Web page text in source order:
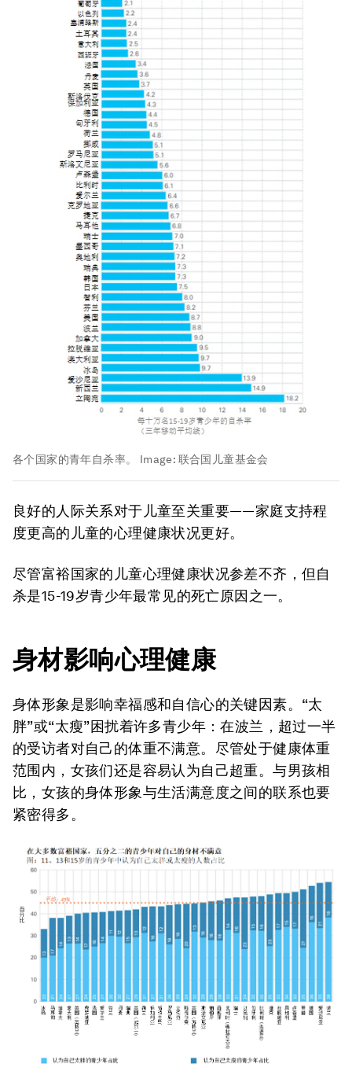
各个国家的青年自杀率。 Image: 联合国儿童基金会
良好的人际关系对于儿童至关重要——家庭支持程
度更高的儿童的心理健康状况更好。
尽管富裕国家的儿童心理健康状况参差不齐，但自
杀是15-19岁青少年最常见的死亡原因之一。
身材影响心理健康
身体形象是影响幸福感和自信心的关键因素。“太
胖”或“太瘦”困扰着许多青少年：在波兰，超过一半
的受访者对自己的体重不满意。尽管处于健康体重
范围内，女孩们还是容易认为自己超重。与男孩相
比，女孩的身体形象与生活满意度之间的联系也要
紧密得多。